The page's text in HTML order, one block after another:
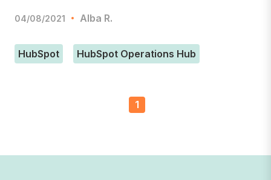
04/08/2021 Alba R.
HubSpot HubSpot Operations Hub
1